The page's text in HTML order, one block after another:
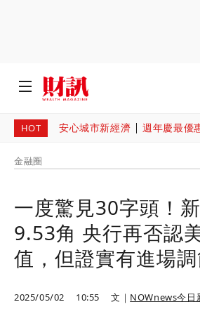
HOT 安心城市新經濟 週年慶最優
金融圈
一度驚見30字頭！
9.53角 央行再否認
值，但證實有進場
2025/05/02 10:55 文｜ NOWnews今日